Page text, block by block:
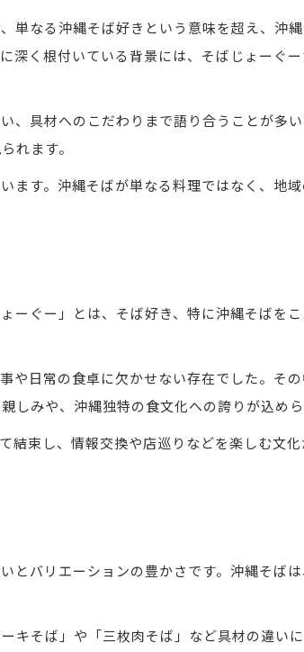
なる沖縄そば好きという意味を超え、沖
く根付いている背景には、そばじょーぐ
具材へのこだわりまで語り合うことが多
れます。
す。沖縄そばが単なる料理ではなく、地
ぐー」とは、そば好き、特に沖縄そばを
日常の食卓に欠かせない存在でした。そ
みや、沖縄独特の食文化への誇りが込めら
束し、情報交換や店巡りなどを楽しむ文
バリエーションの豊かさです。沖縄そばは
そば」や「三枚肉そば」など具材の違い